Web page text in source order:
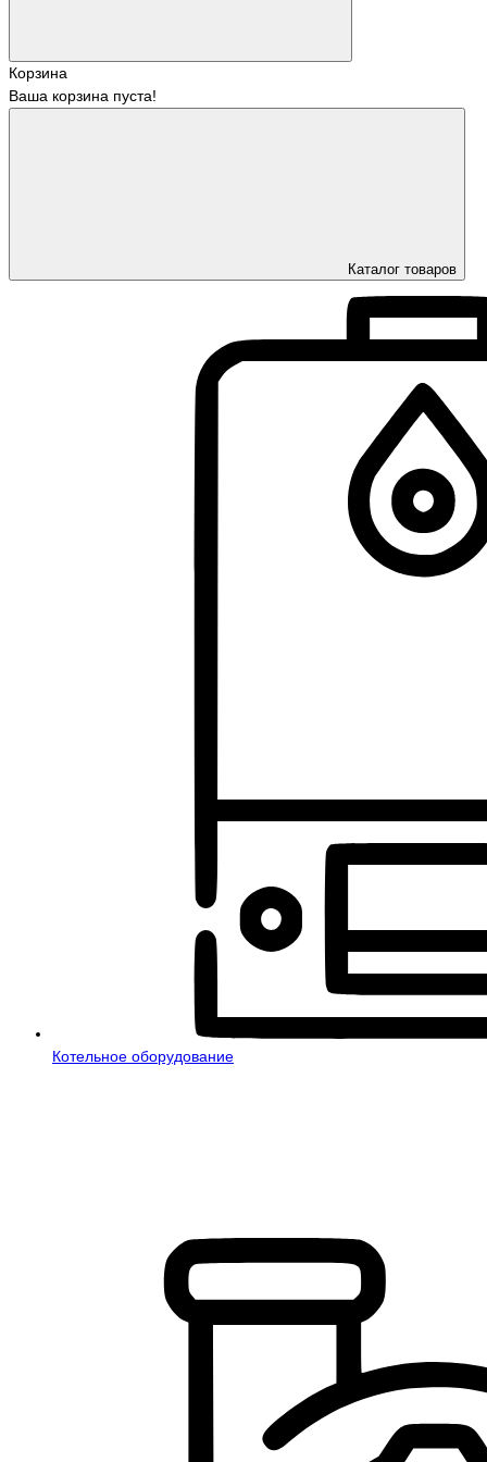
Корзина
Ваша корзина пуста!
Каталог товаров
Котельное оборудование